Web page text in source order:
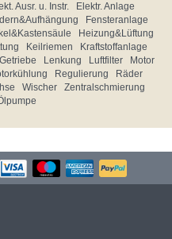
Ausr. u. Instr.
Elektr. Anlage
Fensteranlage
Heizung&Lüftung
Keilriemen
Kraftstoffanlage
Lenkung Luftfilter
Motor
Regulierung
Räder
Wischer
Zentralschmierung